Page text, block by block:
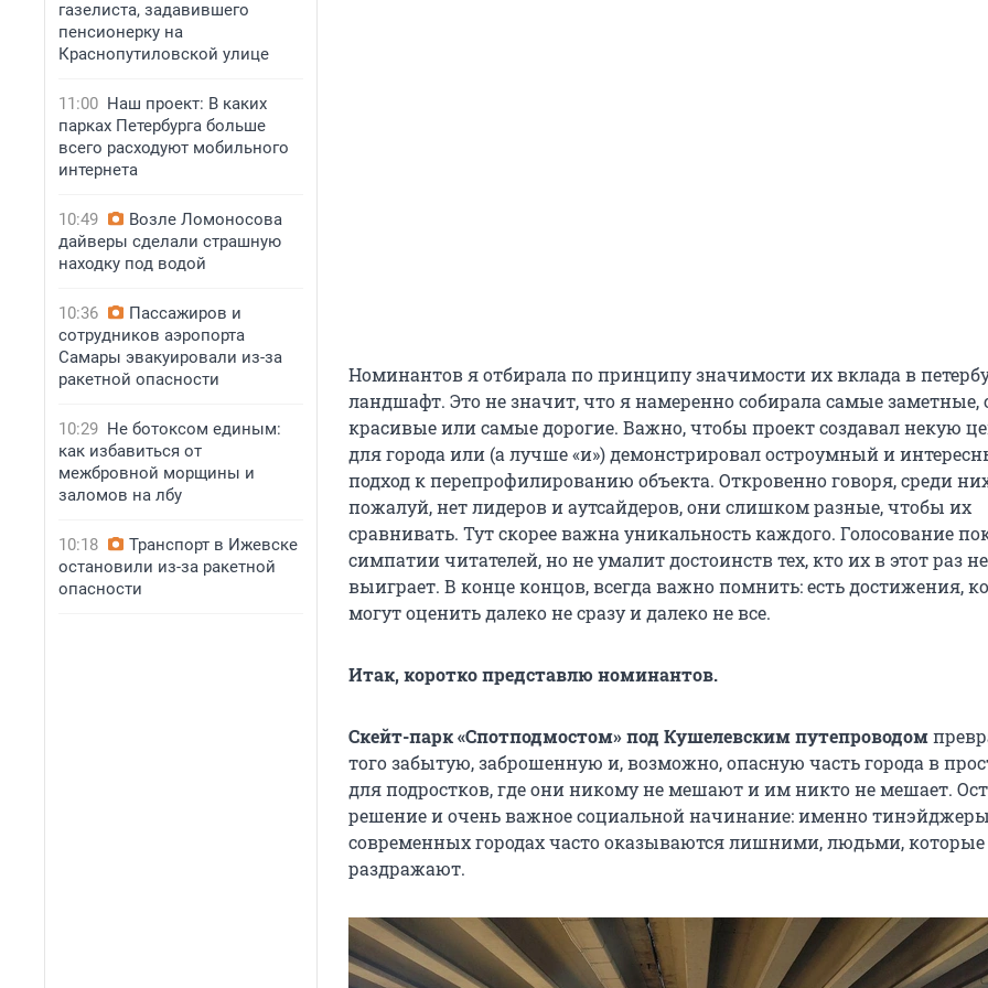
газелиста, задавившего
пенсионерку на
Краснопутиловской улице
11:00 Наш проект: В каких
парках Петербурга больше
всего расходуют мобильного
интернета
10:49
Возле Ломоносова
дайверы сделали страшную
находку под водой
10:36
Пассажиров и
сотрудников аэропорта
Самары эвакуировали из-за
ракетной опасности
10:29 Не ботоксом единым:
как избавиться от
межбровной морщины и
заломов на лбу
10:18
Транспорт в Ижевске
остановили из-за ракетной
опасности
Номинантов я отбирала по принципу значимости их вклада в
ландшафт. Это не значит, что я намеренно собирала самые заметные,
красивые или самые дорогие. Важно, чтобы проект создавал некую
для города или (а лучше «и») демонстрировал остроумный и
подход к перепрофилированию объекта. Откровенно говоря, среди
пожалуй, нет лидеров и аутсайдеров, они слишком разные, чтобы их
сравнивать. Тут скорее важна уникальность каждого. Голосование
симпатии читателей, но не умалит достоинств тех, кто их в этот раз не
выиграет. В конце концов, всегда важно помнить: есть достижения,
могут оценить далеко не сразу и далеко не все.
Итак, коротко представлю номинантов.
Скейт-парк «Спотподмостом» под Кушелевским путепроводом
того забытую, заброшенную и, возможно, опасную часть города в
для подростков, где они никому не мешают и им никто не мешает.
решение и очень важное социальной начинание: именно
современных городах часто оказываются лишними, людьми, которые
раздражают.